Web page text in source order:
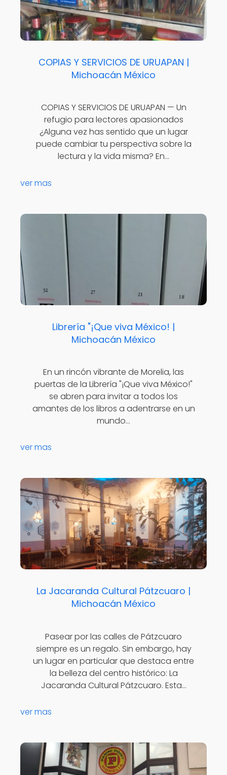
COPIAS Y SERVICIOS DE URUAPAN |
Michoacán México
COPIAS Y SERVICIOS DE URUAPAN — Un
refugio para lectores apasionados
¿Alguna vez has sentido que un lugar
puede cambiar tu perspectiva sobre la
lectura y la vida misma? En…
ver mas
Librería "¡Que viva México! |
Michoacán México
En un rincón vibrante de Morelia, las
puertas de la Librería "¡Que viva México!"
se abren para invitar a todos los
amantes de los libros a adentrarse en un
mundo…
ver mas
La Jacaranda Cultural Pátzcuaro |
Michoacán México
Pasear por las calles de Pátzcuaro
siempre es un regalo. Sin embargo, hay
un lugar en particular que destaca entre
la belleza del centro histórico: La
Jacaranda Cultural Pátzcuaro. Esta…
ver mas